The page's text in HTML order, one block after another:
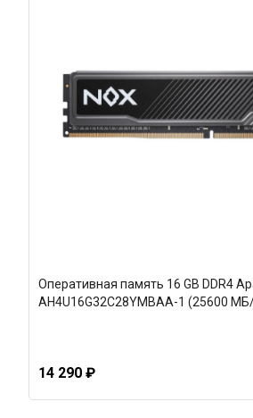
Оперативная память 16 GB DDR4
AH4U16G32C28YMBAA-1 (25600
14 290 ₽